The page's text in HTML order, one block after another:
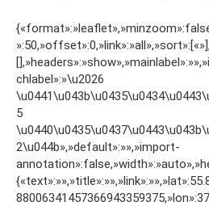
chlabel»:»\u2026
5
2\u044b»,»default»:»»,»import-